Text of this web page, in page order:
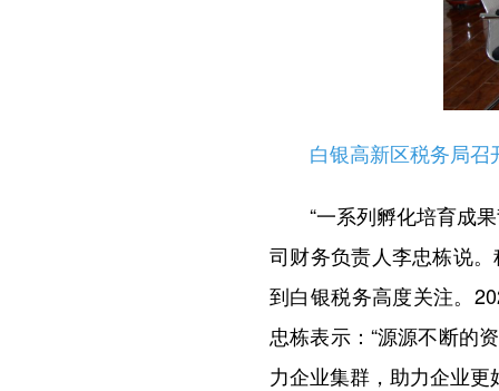
白银高新区税务局召
“一系列孵化培育成果
司财务负责人李忠栋说
到白银税务高度关注。
忠栋表示：“源源不断的
力企业集群，助力企业更